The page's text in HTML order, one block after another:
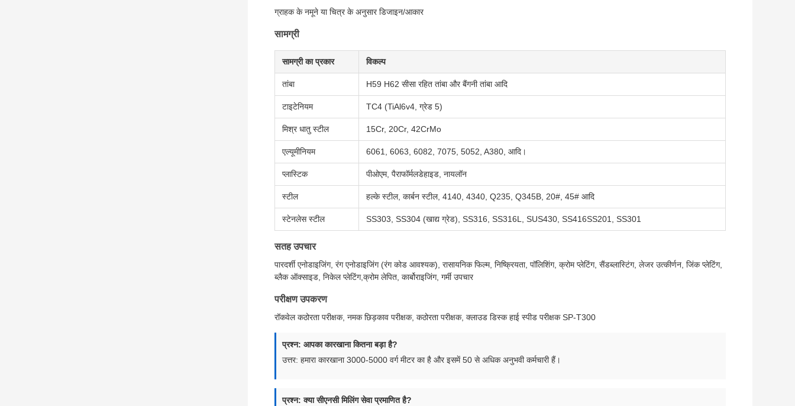
ग्राहक के नमूने या चित्र के अनुसार डिजाइन/आकार
सामग्री
सामग्री का प्रकार विकल्प
तांबा H59 H62 सीसा रहित तांबा और बैंगनी तांबा आदि
टाइटेनियम TC4 (TiAl6v4, ग्रेड 5)
मिश्र धातु स्टील 15Cr, 20Cr, 42CrMo
एल्यूमीनियम 6061, 6063, 6082, 7075, 5052, A380, आदि।
प्लास्टिक पीओएम, पैराफॉर्मलडेहाइड, नायलॉन
स्टील हल्के स्टील, कार्बन स्टील, 4140, 4340, Q235, Q345B, 20#, 45# आदि
स्टेनलेस स्टील SS303, SS304 (खाद्य ग्रेड), SS316, SS316L, SUS430, SS416SS201, SS301
सतह उपचार
पारदर्शी एनोडाइजिंग, रंग एनोडाइजिंग (रंग कोड आवश्यक), रासायनिक फिल्म, निष्क्रियता, पॉलिशिंग, क्रोम प्लेटिंग, सैंडब्लास्टिंग, लेजर उत्कीर्णन, जिंक प्लेटिंग,
ब्लैक ऑक्साइड, निकेल प्लेटिंग,क्रोम लेपित, कार्बोराइजिंग, गर्मी उपचार
परीक्षण उपकरण
रॉकवेल कठोरता परीक्षक, नमक छिड़काव परीक्षक, कठोरता परीक्षक, क्लाउड डिस्क हाई स्पीड परीक्षक SP-T300
प्रश्न: आपका कारखाना कितना बड़ा है?
उत्तर: हमारा कारखाना 3000-5000 वर्ग मीटर का है और इसमें 50 से अधिक अनुभवी कर्मचारी हैं।
प्रश्न: क्या सीएनसी मिलिंग सेवा प्रमाणित है?